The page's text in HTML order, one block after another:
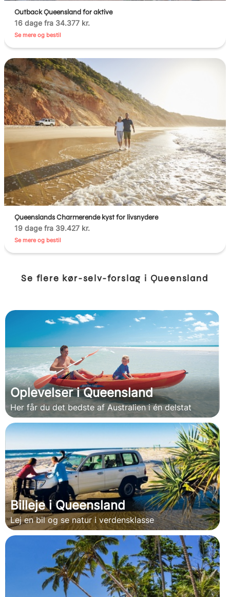
Outback Queensland for aktive
16 dage fra 34.377 kr.
Se mere og bestil
Queenslands Charmerende kyst for livsnydere
19 dage fra 39.427 kr.
Se mere og bestil
Se flere kør-selv-forslag i Queensland
Oplevelser i Queensland
Her får du det bedste af Australien i én delstat
Billeje i Queensland
Lej en bil og se natur i verdensklasse